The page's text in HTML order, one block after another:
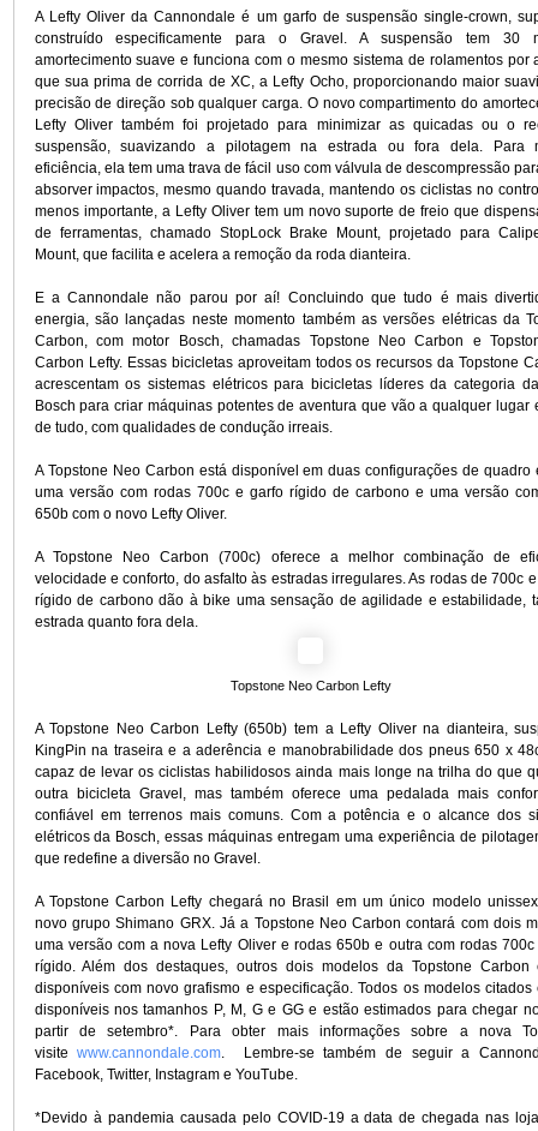
Carbon Lefty representam a fusão das bicicletas elétricas
máximo de diversão em superfícies mistas.
A Topstone Carbon Lefty é uma bicicleta Gravel de
nenhuma outra. A Cannondale adotou seu sistema inovador
KingPin e o complementou com o novo garfo específico
Oliver, além de rodas 650b mais largas para criar um novo
que permite que os ciclistas pedalem mais forte e com muito
A Lefty Oliver da Cannondale é um garfo de suspensão
amortecimento suave e funciona com o mesmo sistema de
que sua prima de corrida de XC, a Lefty Ocho,
precisão de direção sob qualquer carga. O novo
Lefty Oliver também foi projetado para minimizar as
suspensão, suavizando a pilotagem na estrada ou
eficiência, ela tem uma trava de fácil uso com válvula de
menos importante, a Lefty Oliver tem um novo suporte de
de ferramentas, chamado StopLock Brake Mount,
E a Cannondale não parou por aí! Concluindo que tudo
energia, são lançadas neste momento também as versões
acrescentam os sistemas elétricos para bicicletas líderes
de tudo, com qualidades de condução irreais.
A Topstone Neo Carbon está disponível em duas
uma versão com rodas 700c e garfo rígido de carbono e
650b com o novo Lefty Oliver.
A Topstone Neo Carbon (700c) oferece a melhor
velocidade e conforto, do asfalto às estradas irregulares. As
rígido de carbono dão à bike uma sensação de agilidade e
estrada quanto fora dela.
Topstone Neo Carbon Lefty
A Topstone Neo Carbon Lefty (650b) tem a Lefty Oliver